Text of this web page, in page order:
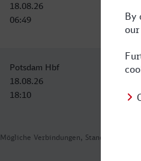
Mögliche Verbindungen, Stand: 2026-08-
18.08.26
06:49
Potsdam Hbf
18.08.26
18:10